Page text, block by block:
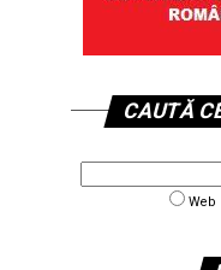
CAUTĂ
Web